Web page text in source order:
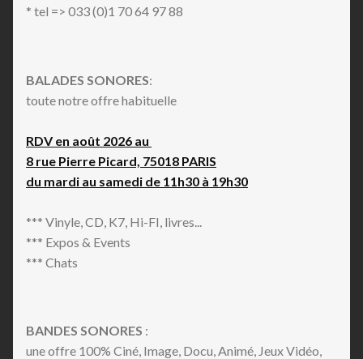
* tel => 033 (0)1 70 64 97 88
BALADES SONORES:
toute notre offre habituelle
RDV en août 2026 au
8 rue Pierre Picard, 75018 PARIS
du mardi au samedi de 11h30 à 19h30
*** Vinyle, CD, K7, Hi-FI, livres...
*** Expos & Events
*** Chats
BANDES SONORES :
une offre 100% Ciné, Image, Docu, Animé, Jeux Vidéo,